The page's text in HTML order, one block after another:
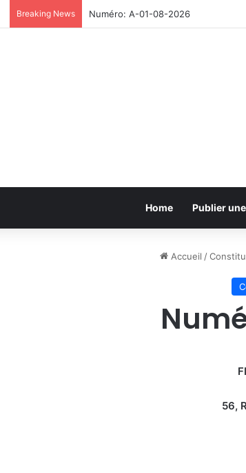
Breaking News Numéro: A-01-08-2026
Home Publier
Accueil /
56,